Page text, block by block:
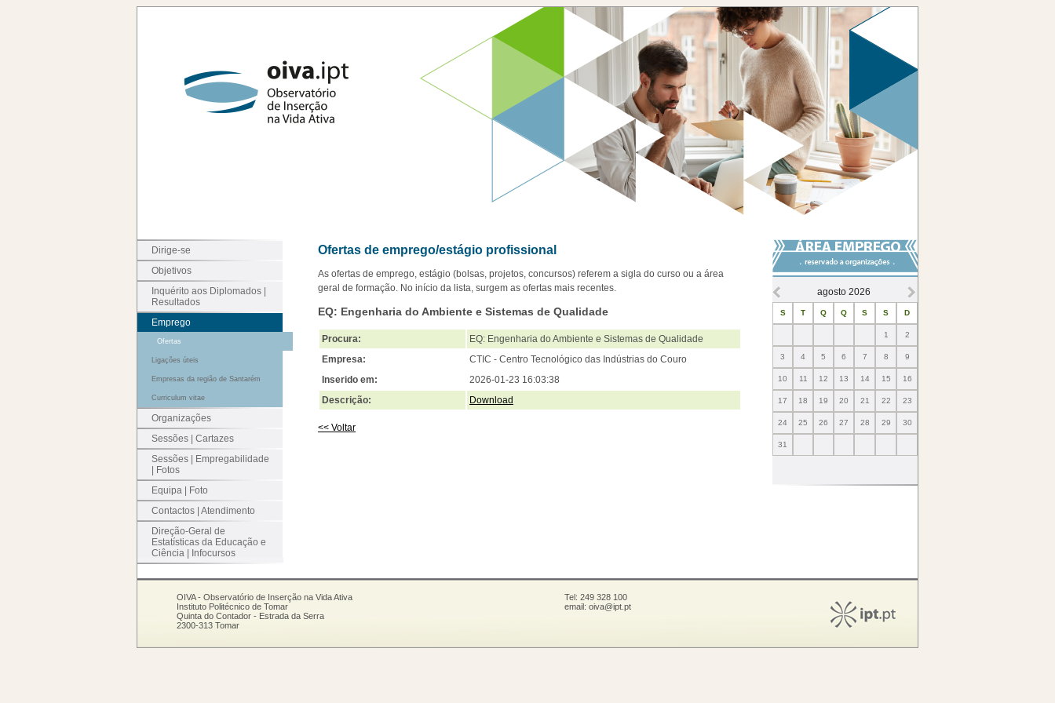
Dirige-se
Objetivos
Inquérito aos Diplomados |
Resultados
Emprego
Ofertas
Ligações úteis
Empresas da região de Santarém
Curriculum vitae
Organizações
Sessões | Cartazes
Sessões | Empregabilidade
| Fotos
Equipa | Foto
Contactos | Atendimento
Direção-Geral de
Estatísticas da Educação e
Ciência | Infocursos
Ofertas de emprego/estágio profissional
As ofertas de emprego, estágio (bolsas, projetos, concursos) referem a sigla do curso ou a área
geral de formação. No início da lista, surgem as ofertas mais recentes.
EQ: Engenharia do Ambiente e Sistemas de Qualidade
Procura:
EQ: Engenharia do Ambiente e Sistemas de Qualidade
Empresa:
CTIC - Centro Tecnológico das Indústrias do Couro
Inserido em:
2026-01-23 16:03:38
Descrição:
Download
<< Voltar
agosto 2026
S T Q Q S S D
1 2
3 4 5 6 7 8 9
10 11 12 13 14 15 16
17 18 19 20 21 22 23
24 25 26 27 28 29 30
31
OIVA - Observatório de Inserção na Vida Ativa
Instituto Politécnico de Tomar
Quinta do Contador - Estrada da Serra
2300-313 Tomar
Tel: 249 328 100
email: oiva@ipt.pt